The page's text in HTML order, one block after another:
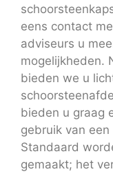
eens contact
adviseurs u
mogelijkheden.
bieden we u
bieden u graag
gebruik van
Standaard
gemaakt; het